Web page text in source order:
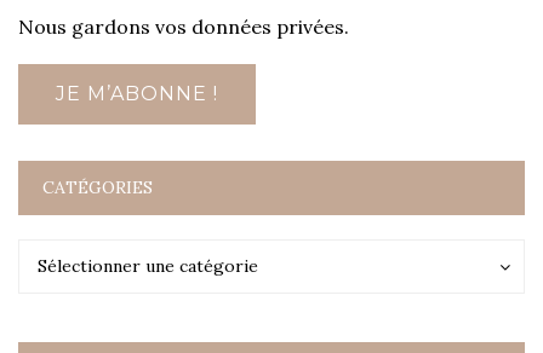
Nous gardons vos données privées.
CATÉGORIES
Sélectionner une catégorie
Catégories